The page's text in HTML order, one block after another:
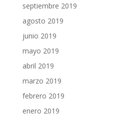
septiembre 2019
agosto 2019
junio 2019
mayo 2019
abril 2019
marzo 2019
febrero 2019
enero 2019